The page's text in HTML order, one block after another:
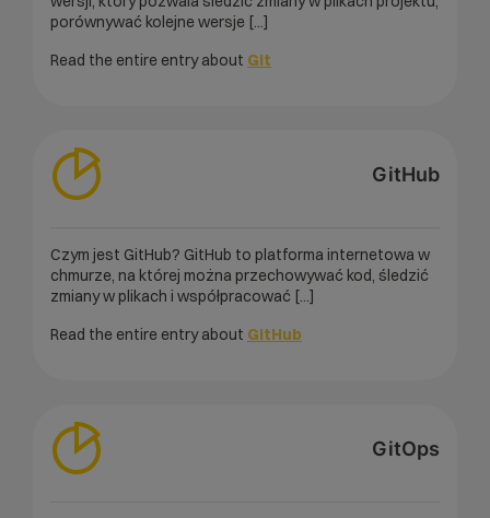
porównywać kolejne wersje [...]
Read the entire entry about Git
GitHub
Czym jest GitHub? GitHub to platforma internetowa w
chmurze, na której można przechowywać kod, śledzić
zmiany w plikach i współpracować [...]
Read the entire entry about GitHub
GitOps